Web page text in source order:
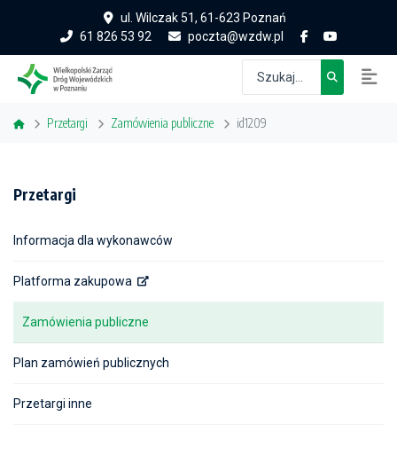
ul. Wilczak 51, 61-623 Poznań
61 826 53 92
poczta@wzdw.pl
Przetargi Zamówienia publiczne id1209
Przetargi
Informacja dla wykonawców
Platforma zakupowa
Zamówienia publiczne
Plan zamówień publicznych
Przetargi inne